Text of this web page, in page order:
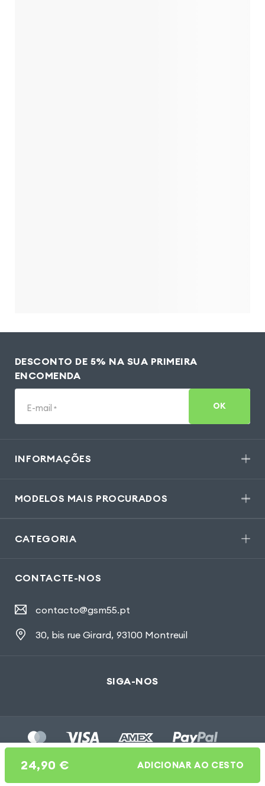
24,90 € ADICIONAR AO CESTO
DESCONTO DE 5% NA SUA PRIMEIRA
ENCOMENDA
E-mail * OK
INFORMAÇÕES
MODELOS MAIS PROCURADOS
CATEGORIA
CONTACTE-NOS
contacto@gsm55.pt
30, bis rue Girard, 93100 Montreuil
SIGA-NOS